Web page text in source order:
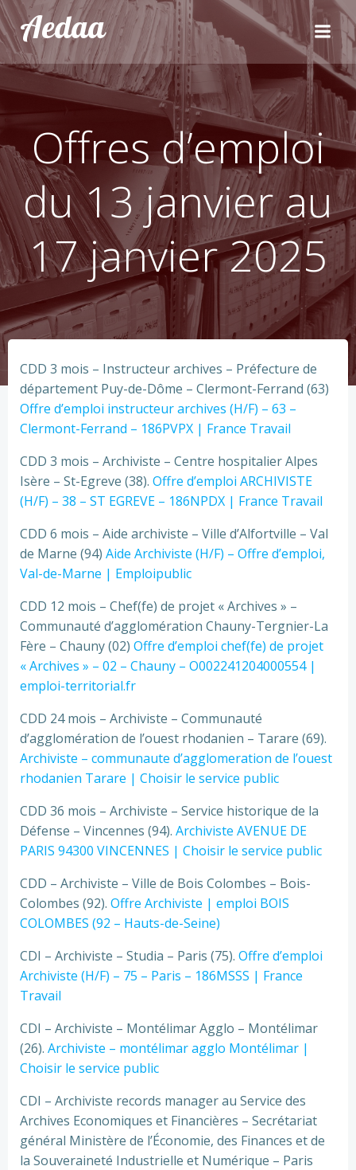
Aller
au
contenu
Aedaa
Offres d’emploi
du 13 janvier au
17 janvier 2025
CDD 3 mois – Instructeur archives – Préfecture de
département Puy-de-Dôme – Clermont-Ferrand (63)
Offre d’emploi instructeur archives (H/F) – 63 –
Clermont-Ferrand – 186PVPX | France Travail
CDD 3 mois – Archiviste – Centre hospitalier Alpes
Isère – St-Egreve (38). Offre d’emploi ARCHIVISTE
(H/F) – 38 – ST EGREVE – 186NPDX | France Travail
CDD 6 mois – Aide archiviste – Ville d’Alfortville – Val
de Marne (94) Aide Archiviste (H/F) – Offre d’emploi,
Val-de-Marne | Emploipublic
CDD 12 mois – Chef(fe) de projet « Archives » –
Communauté d’agglomération Chauny-Tergnier-La
Fère – Chauny (02) Offre d’emploi chef(fe) de projet
« Archives » – 02 – Chauny – O002241204000554 |
emploi-territorial.fr
CDD 24 mois – Archiviste – Communauté
d’agglomération de l’ouest rhodanien – Tarare (69).
Archiviste – communaute d’agglomeration de l’ouest
rhodanien Tarare | Choisir le service public
CDD 36 mois – Archiviste – Service historique de la
Défense – Vincennes (94). Archiviste AVENUE DE
PARIS 94300 VINCENNES | Choisir le service public
CDD – Archiviste – Ville de Bois Colombes – Bois-
Colombes (92). Offre Archiviste | emploi BOIS
COLOMBES (92 – Hauts-de-Seine)
CDI – Archiviste – Studia – Paris (75). Offre d’emploi
Archiviste (H/F) – 75 – Paris – 186MSSS | France
Travail
CDI – Archiviste – Montélimar Agglo – Montélimar
(26). Archiviste – montélimar agglo Montélimar |
Choisir le service public
CDI – Archiviste records manager au Service des
Archives Economiques et Financières – Secrétariat
général Ministère de l’Économie, des Finances et de
la Souveraineté Industrielle et Numérique – Paris